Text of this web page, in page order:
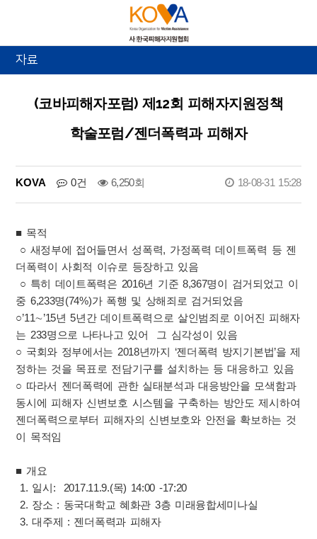
자료
(코바피해자포럼) 제12회 피해자지원정책
학술포럼/젠더폭력과 피해자
KOVA 0건 6,250회 18-08-31 15:28
■ 목적
○ 새정부에 접어들면서 성폭력, 가정폭력 데이트폭력 등 젠
더폭력이 사회적 이슈로 등장하고 있음
○ 특히 데이트폭력은 2016년 기준 8,367명이 검거되었고 이
중 6,233명(74%)가 폭행 및 상해죄로 검거되었음
○’11∼’15년 5년간 데이트폭력으로 살인범죄로 이어진 피해자
는 233명으로 나타나고 있어 그 심각성이 있음
○ 국회와 정부에서는 2018년까지 ‘젠더폭력 방지기본법’을 제
정하는 것을 목표로 전담기구를 설치하는 등 대응하고 있음
○ 따라서 젠더폭력에 관한 실태분석과 대응방안을 모색함과
동시에 피해자 신변보호 시스템을 구축하는 방안도 제시하여
젠더폭력으로부터 피해자의 신변보호와 안전을 확보하는 것
이 목적임
■ 개요
1. 일시: 2017.11.9.(목) 14:00 -17:20
2. 장소 : 동국대학교 혜화관 3층 미래융합세미나실
3. 대주제 : 젠더폭력과 피해자